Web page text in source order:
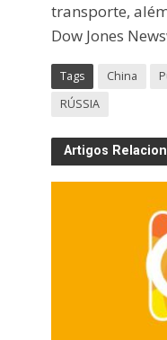
transporte,
Dow Jones
Tags China
RÚSSIA
Artigos